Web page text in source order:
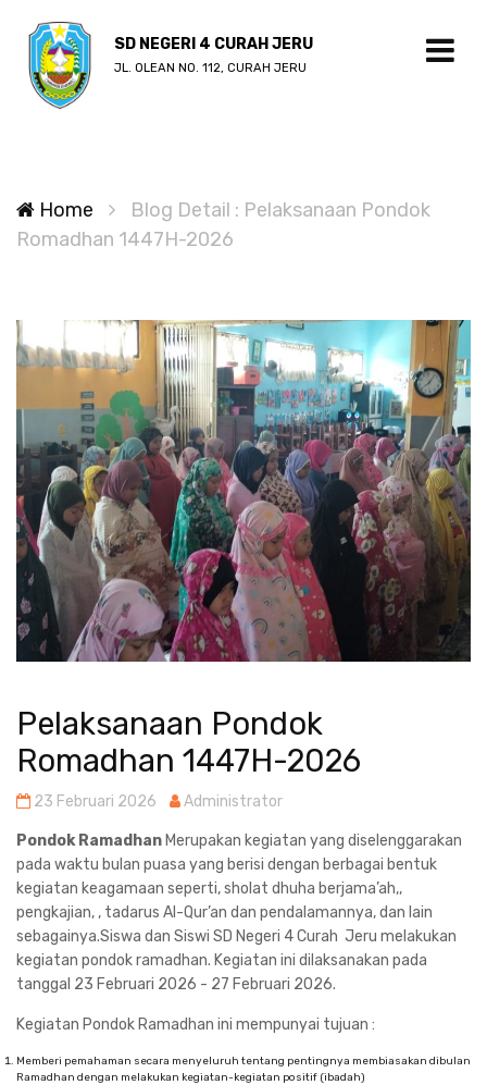
SD NEGERI 4 CURAH JERU
JL. OLEAN NO. 112, CURAH JERU
Home
Blog Detail : Pelaksanaan Pondok
Romadhan 1447H-2026
Pelaksanaan Pondok
Romadhan 1447H-2026
23 Februari 2026 Administrator
Pondok Ramadhan Merupakan kegiatan yang diselenggarakan
pada waktu bulan puasa yang berisi dengan berbagai bentuk
kegiatan keagamaan seperti, sholat dhuha berjama’ah,,
pengkajian, , tadarus Al-Qur’an dan pendalamannya, dan lain
sebagainya.Siswa dan Siswi SD Negeri 4 Curah Jeru melakukan
kegiatan pondok ramadhan. Kegiatan ini dilaksanakan pada
tanggal 23 Februari 2026 - 27 Februari 2026.
Kegiatan Pondok Ramadhan ini mempunyai tujuan :
Memberi pemahaman secara menyeluruh tentang pentingnya membiasakan dibulan
Ramadhan dengan melakukan kegiatan-kegiatan positif (ibadah)